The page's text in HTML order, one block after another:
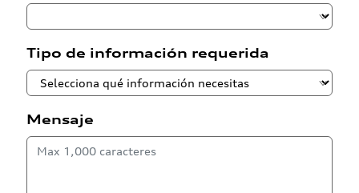
Tipo de información requerida
Mensaje